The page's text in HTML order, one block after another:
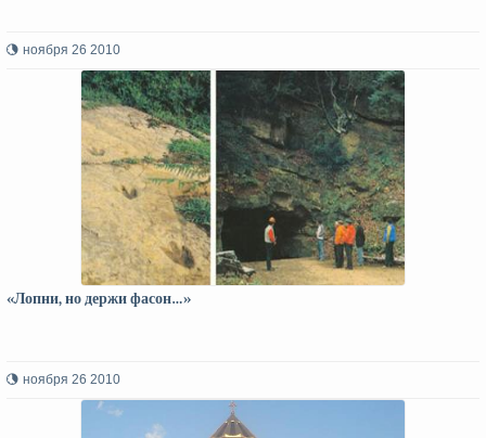
ноября 26 2010
«Лопни, но держи фасон…»
ноября 26 2010